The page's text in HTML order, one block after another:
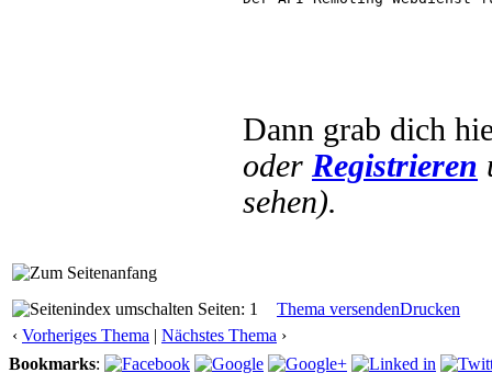
Dann grab dich
oder Registrieren
sehen).
Seiten: 1 Thema versendenDrucken
‹ Vorheriges Thema | Nächstes Thema ›
Bookmarks: